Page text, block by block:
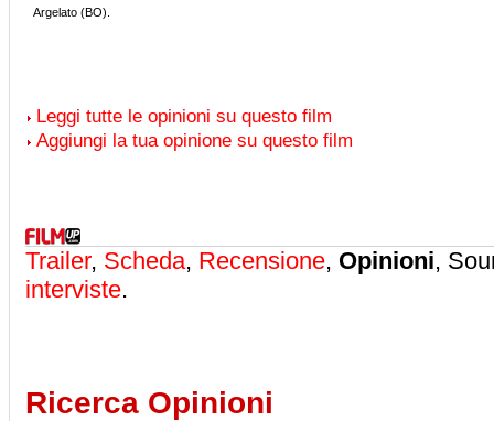
Argelato (BO).
Leggi tutte le opinioni su questo film
Aggiungi la tua opinione su questo film
Trailer, Scheda, Recensione, Opinioni,
interviste.
Ricerca Opinioni